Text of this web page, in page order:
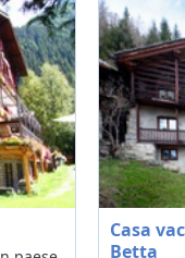
Casa
Betta